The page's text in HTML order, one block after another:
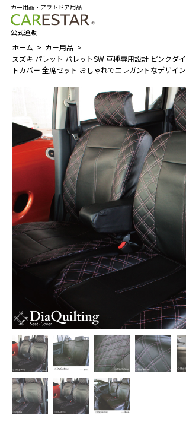
カー用品・アウトドア用品
公式通販
ホーム
カー用品
スズキ パレット パレットSW 車種専用設計 ピンクダ
トカバー 全席セット おしゃれでエレガントなデザイ